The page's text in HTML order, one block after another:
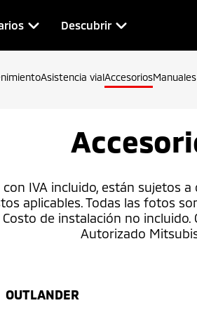
Descubrir
Asistencia vialAccesorios
IVA incluido, están sujetos
aplicables. Todas las fotos
de instalación no
Autorizado
OUTLANDER